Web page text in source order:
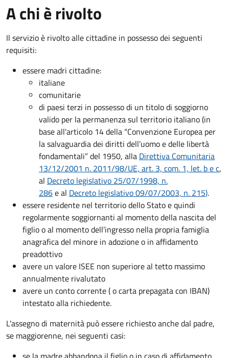
A chi è rivolto
Il servizio è rivolto alle cittadine in possesso dei seguenti
requisiti:
essere madri cittadine:
italiane
comunitarie
di paesi terzi in possesso di un titolo di soggiorno
valido per la permanenza sul territorio italiano (in
base all'articolo 14 della “Convenzione Europea per
la salvaguardia dei diritti dell’uomo e delle libertà
fondamentali” del 1950, alla Direttiva Comunitaria
13/12/2001 n. 2011/98/UE, art. 3, com. 1, let. b e c,
al Decreto legislativo 25/07/1998, n.
286e al Decreto legislativo 09/07/2003, n. 215).
essere residente nel territorio dello Stato e quindi
regolarmente soggiornanti al momento della nascita del
figlio o al momento dell’ingresso nella propria famiglia
anagrafica del minore in adozione o in affidamento
preadottivo
avere un valore ISEE non superiore al tetto massimo
annualmente rivalutato
avere un conto corrente ( o carta prepagata con IBAN)
intestato alla richiedente.
L'assegno di maternità può essere richiesto anche dal padre,
se maggiorenne, nei seguenti casi: